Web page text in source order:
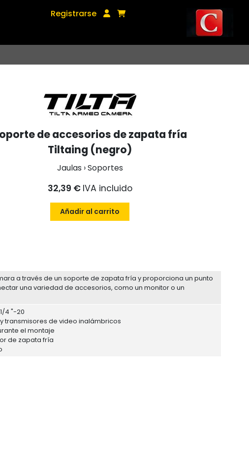
Registrarse
de accesorios de zapata fría
Tiltaing (negro)
Jaulas › Soportes
32,39 € IVA incluido
Añadir al carrito
a través de un soporte de zapata fría y proporciona un punto
una variedad de accesorios, como un monitor o un
4 "-20
y transmisores de video inalámbricos
el montaje
de zapata fría